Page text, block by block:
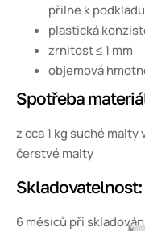
přilne k
plastická
zrnitost ≤ 1 mm
objemová
Spotřeba
z cca 1 kg suché
čerstvé malty
Skladovatelnost:
6 měsíců při